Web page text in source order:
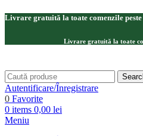
Livrare gratuită la toate comenzile peste
Livrare gratuită la toate
Autentificare/Înregistrare
0 Favorite
0 items 0,00 lei
Meniu